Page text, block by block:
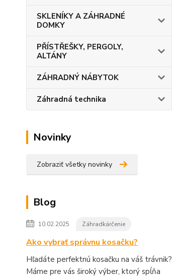
SKLENÍKY A ZÁHRADNÉ
DOMKY
PŘÍSTŘEŠKY, PERGOLY,
ALTÁNY
ZÁHRADNÝ NÁBYTOK
Záhradná technika
Novinky
Zobraziť všetky novinky
Blog
10.02.2025 Záhradkárčenie
Ako vybrať správnu kosačku?
Hľadáte perfektnú kosačku na váš trávnik?
Máme pre vás široký výber, ktorý spĺňa